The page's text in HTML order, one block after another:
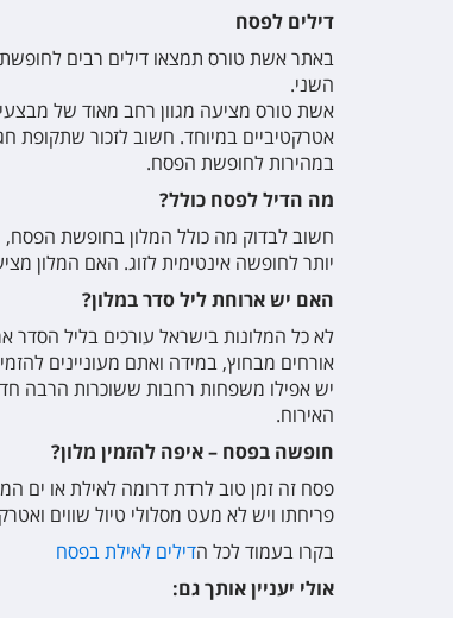
דילים לפסח
באתר אשת טורס תמצאו דילים רבים
השני.
אשת טורס מציעה מגוון רחב מאוד של
אטרקטיביים במיוחד. חשוב לזכור שתקופת
במהירות לחופשת הפסח.
מה הדיל לפסח כולל?
חשוב לבדוק מה כולל המלון בחופשת הפסח,
יותר לחופשה אינטימית לזוג. האם המלון
האם יש ארוחת ליל סדר במלון?
לא כל המלונות בישראל עורכים בליל הסדר
אורחים מבחוץ, במידה ואתם מעוניינים
יש אפילו משפחות רחבות ששוכרות הרבה
האירוח.
חופשה בפסח – איפה להזמין מלון?
פסח זה זמן טוב לרדת דרומה לאילת או ים
פריחתו ויש לא מעט מסלולי טיול שווים
בקרו בעמוד לכל הדילים לאילת בפסח
אולי יעניין אותך גם: